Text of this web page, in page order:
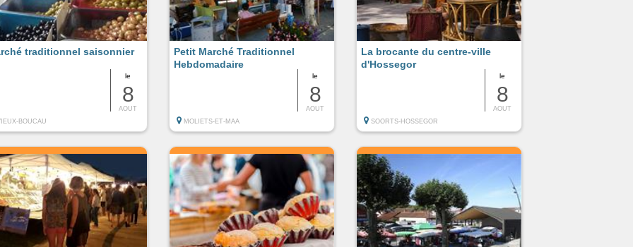
le
8
AOUT
traditionnel saisonnier
BOUCAU
le
8
AOUT
Petit Marché Traditionnel
Hebdomadaire
MOLIETS-ET-MAA
le
8
AOUT
La brocante du centre-ville
d'Hossegor
SOORTS-HOSSEGOR